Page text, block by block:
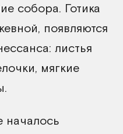
собора. Готика
появляются
листья
мягкие
началось